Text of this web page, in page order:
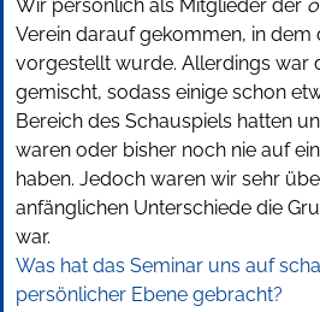
Wir persönlich als Mitglieder der
Verein darauf gekommen, in dem
vorgestellt wurde. Allerdings war
gemischt, sodass einige schon
Bereich des Schauspiels hatten
waren oder bisher noch nie auf
haben. Jedoch waren wir sehr
anfänglichen Unterschiede die
war.
Was hat das Seminar uns auf
persönlicher Ebene gebracht?